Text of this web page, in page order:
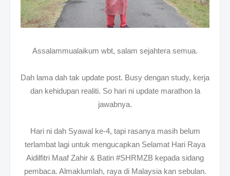
Assalammualaikum wbt, salam sejahtera semua.
Dah lama dah tak update post. Busy dengan study, kerja
dan kehidupan realiti. So hari ni update marathon la
jawabnya.
Hari ni dah Syawal ke-4, tapi rasanya masih belum
terlambat lagi untuk mengucapkan Selamat Hari Raya
Aidilfitri Maaf Zahir & Batin #SHRMZB kepada sidang
pembaca. Almaklumlah, raya di Malaysia kan sebulan.